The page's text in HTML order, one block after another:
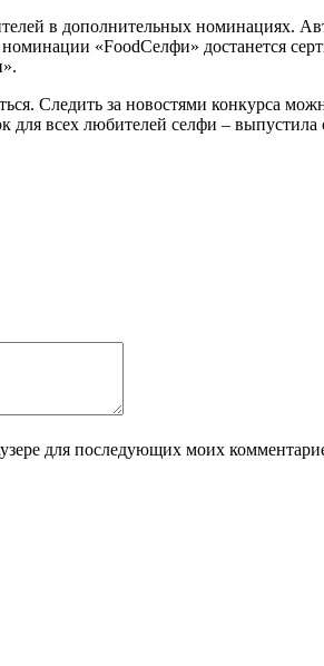
в дополнительных номинациях.
«FoodСелфи» достанется
Следить за новостями конкурса
для всех любителей селфи –
для последующих моих